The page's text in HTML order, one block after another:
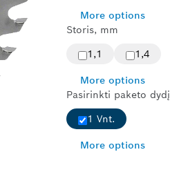
More options
Storis, mm
1,1
1,4
More options
Pasirinkti paketo dydį
1 Vnt.
More options